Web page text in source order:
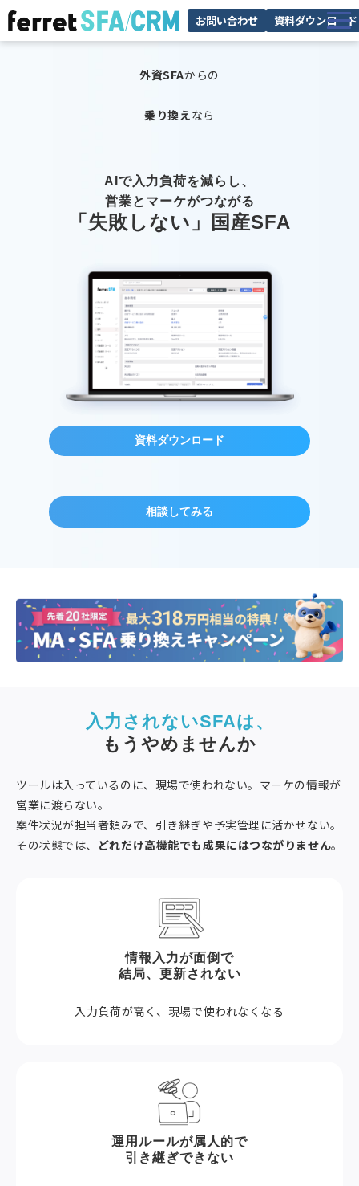
お問い合わせ 資料ダウンロード
サポート
外資SFAからの
乗り換えなら
AIで入力負荷を減らし、
営業とマーケがつながる
「失敗しない」国産SFA
資料ダウンロード
相談してみる
入力されないSFAは、
もうやめませんか
ツールは入っているのに、現場で使われない。マーケの情報が
営業に渡らない。
案件状況が担当者頼みで、引き継ぎや予実管理に活かせない。
その状態では、 どれだけ高機能でも成果にはつながりません。
情報入力が面倒で
結局、更新されない
入力負荷が高く、現場で使われなくなる
運用ルールが属人的で
引き継ぎできない